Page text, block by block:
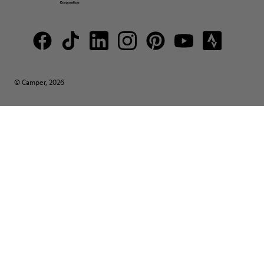
© Camper, 2026